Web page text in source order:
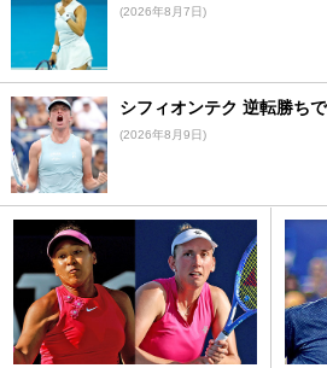
(2026年8月7日)
シフィオンテク 逆転勝ち
(2026年8月9日)